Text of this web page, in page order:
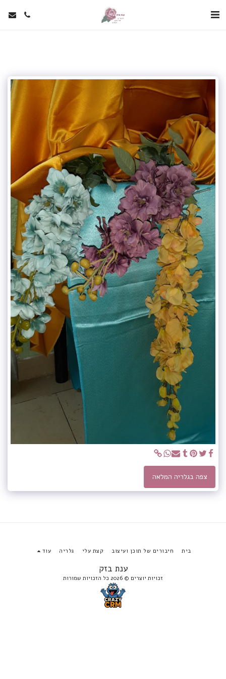
צפה בגלריה המלאה
ענת בזק
זכויות יוצרים © 2026 כל הזכויות שמורות
בית חיבורים של תוכן ועיצוב קצת עלי גלריה עוד